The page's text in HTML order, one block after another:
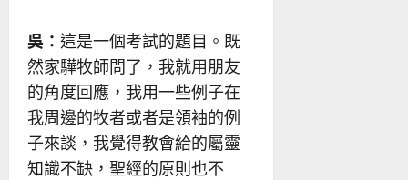
吳： 這是一個考試的題目。既
然家驊牧師問了，我就用朋友
的角度回應，我用一些例子在
我周邊的牧者或者是領袖的例
子來談，我覺得教會給的屬靈
知識不缺，聖經的原則也不